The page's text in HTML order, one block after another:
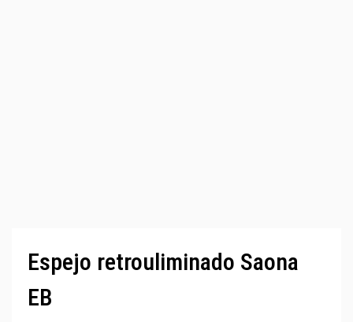
Espejo retrouliminado Saona
EB